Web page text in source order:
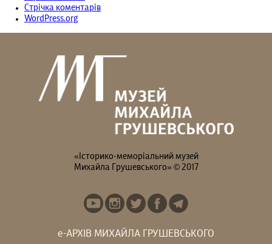
Стрічка коментарів
WordPress.org
«Історико-меморіальний музей
Михайла Грушевського» © 2017
е-АРХІВ МИХАЙЛА ГРУШЕВСЬКОГО